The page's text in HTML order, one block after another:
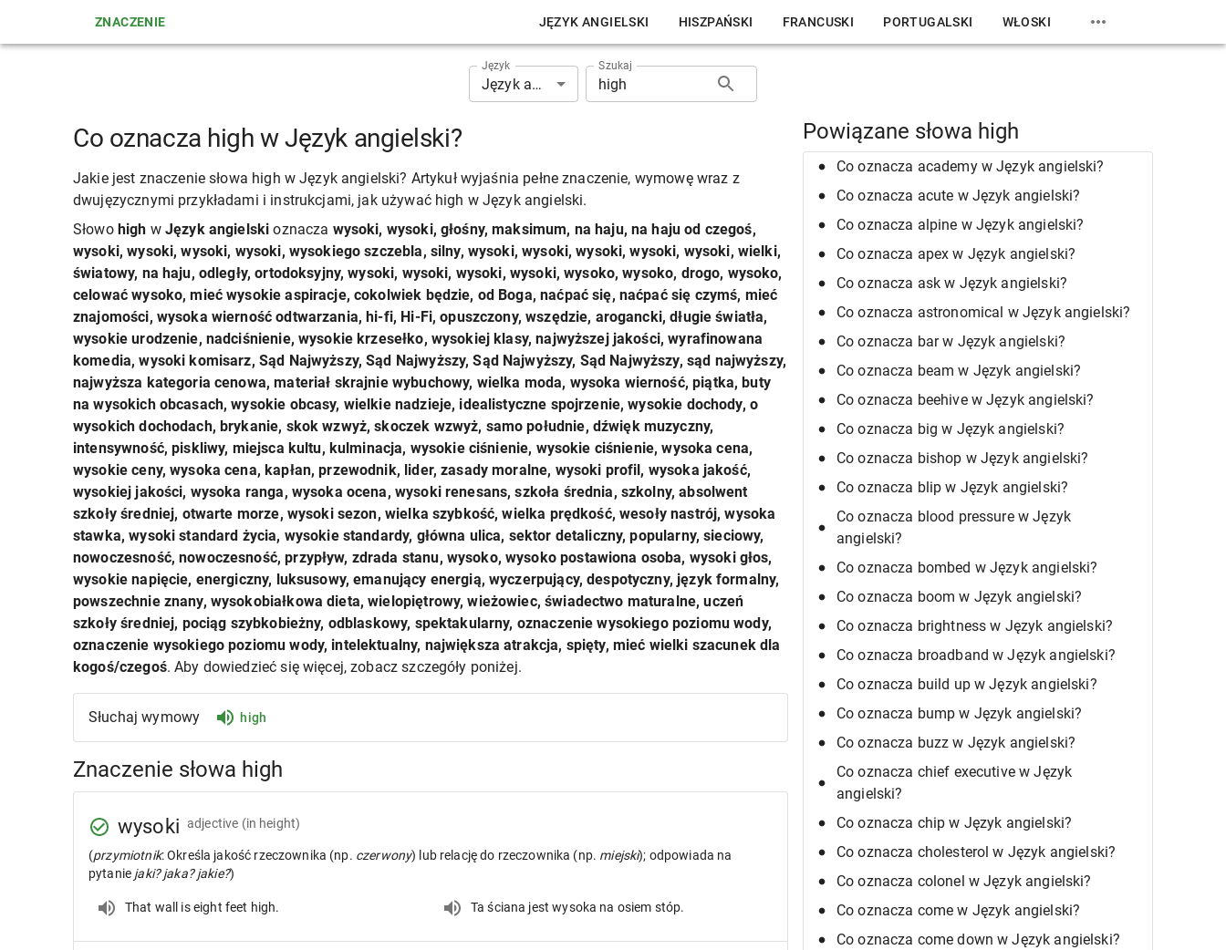
ZNACZENIE JĘZYK ANGIELSKI HISZPAŃSKI FRANCUSKI PORTUGALSKI WŁOSKI
Język
Język angielski
Szukaj
Co oznacza high w Język angielski?
Jakie jest znaczenie słowa high w Język angielski? Artykuł wyjaśnia pełne znaczenie, wymowę wraz z
dwujęzycznymi przykładami i instrukcjami, jak używać high w Język angielski.
Słowo high w Język angielski oznacza wysoki, wysoki, głośny, maksimum, na haju, na haju od czegoś,
wysoki, wysoki, wysoki, wysoki, wysokiego szczebla, silny, wysoki, wysoki, wysoki, wysoki, wysoki, wielki,
światowy, na haju, odległy, ortodoksyjny, wysoki, wysoki, wysoki, wysoki, wysoko, wysoko, drogo, wysoko,
celować wysoko, mieć wysokie aspiracje, cokolwiek będzie, od Boga, naćpać się, naćpać się czymś, mieć
znajomości, wysoka wierność odtwarzania, hi-fi, Hi-Fi, opuszczony, wszędzie, arogancki, długie światła,
wysokie urodzenie, nadciśnienie, wysokie krzesełko, wysokiej klasy, najwyższej jakości, wyrafinowana
komedia, wysoki komisarz, Sąd Najwyższy, Sąd Najwyższy, Sąd Najwyższy, Sąd Najwyższy, sąd najwyższy,
najwyższa kategoria cenowa, materiał skrajnie wybuchowy, wielka moda, wysoka wierność, piątka, buty
na wysokich obcasach, wysokie obcasy, wielkie nadzieje, idealistyczne spojrzenie, wysokie dochody, o
wysokich dochodach, brykanie, skok wzwyż, skoczek wzwyż, samo południe, dźwięk muzyczny,
intensywność, piskliwy, miejsca kultu, kulminacja, wysokie ciśnienie, wysokie ciśnienie, wysoka cena,
wysokie ceny, wysoka cena, kapłan, przewodnik, lider, zasady moralne, wysoki profil, wysoka jakość,
wysokiej jakości, wysoka ranga, wysoka ocena, wysoki renesans, szkoła średnia, szkolny, absolwent
szkoły średniej, otwarte morze, wysoki sezon, wielka szybkość, wielka prędkość, wesoły nastrój, wysoka
stawka, wysoki standard życia, wysokie standardy, główna ulica, sektor detaliczny, popularny, sieciowy,
nowoczesność, nowoczesność, przypływ, zdrada stanu, wysoko, wysoko postawiona osoba, wysoki głos,
wysokie napięcie, energiczny, luksusowy, emanujący energią, wyczerpujący, despotyczny, język formalny,
powszechnie znany, wysokobiałkowa dieta, wielopiętrowy, wieżowiec, świadectwo maturalne, uczeń
szkoły średniej, pociąg szybkobieżny, odblaskowy, spektakularny, oznaczenie wysokiego poziomu wody,
oznaczenie wysokiego poziomu wody, intelektualny, największa atrakcja, spięty, mieć wielki szacunek dla
kogoś/czegoś. Aby dowiedzieć się więcej, zobacz szczegóły poniżej.
Słuchaj wymowy high
Znaczenie słowa high
wysoki adjective (in height)
(przymiotnik: Określa jakość rzeczownika (np. czerwony) lub relację do rzeczownika (np. miejski); odpowiada na
pytanie jaki? jaka? jakie?)
That wall is eight feet high. Ta ściana jest wysoka na osiem stóp.
Powiązane słowa high
Co oznacza academy w Język angielski?
Co oznacza acute w Język angielski?
Co oznacza alpine w Język angielski?
Co oznacza apex w Język angielski?
Co oznacza ask w Język angielski?
Co oznacza astronomical w Język angielski?
Co oznacza bar w Język angielski?
Co oznacza beam w Język angielski?
Co oznacza beehive w Język angielski?
Co oznacza big w Język angielski?
Co oznacza bishop w Język angielski?
Co oznacza blip w Język angielski?
Co oznacza blood pressure w Język
angielski?
Co oznacza bombed w Język angielski?
Co oznacza boom w Język angielski?
Co oznacza brightness w Język angielski?
Co oznacza broadband w Język angielski?
Co oznacza build up w Język angielski?
Co oznacza bump w Język angielski?
Co oznacza buzz w Język angielski?
Co oznacza chief executive w Język
angielski?
Co oznacza chip w Język angielski?
Co oznacza cholesterol w Język angielski?
Co oznacza colonel w Język angielski?
Co oznacza come w Język angielski?
Co oznacza come down w Język angielski?